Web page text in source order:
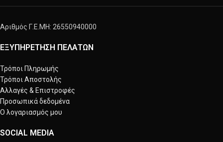
Αριθμός Γ.Ε.ΜΗ: 26550940000
ΕΞΥΠΗΡΕΤΗΣΗ ΠΕΛΑΤΩΝ
Τρόποι Πληρωμής
Τρόποι Αποστολής
Αλλαγές & Επιστροφές
Προσωπικά δεδομένα
Ο λογαριασμός μου
SOCIAL MEDIA